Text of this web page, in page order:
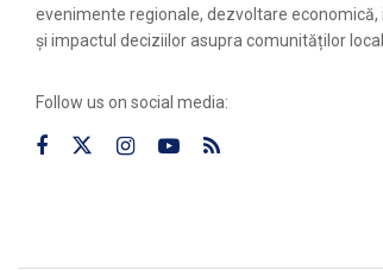
evenimente regionale, dezvoltare
și impactul deciziilor asupra comunităților
Follow us on social media: